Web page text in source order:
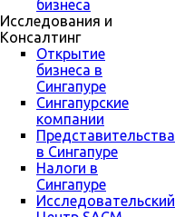
бизнеса
Исследования и
Консалтинг
Открытие
бизнеса в
Сингапуре
Сингапурские
компании
Представительства
в Сингапуре
Налоги в
Сингапуре
Исследовательский